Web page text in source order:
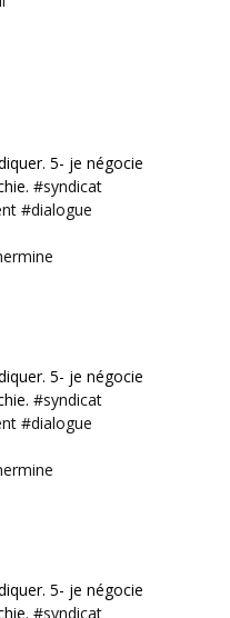
5- je négocie
#syndicat
#dialogue
5- je négocie
#syndicat
#dialogue
5- je négocie
#syndicat